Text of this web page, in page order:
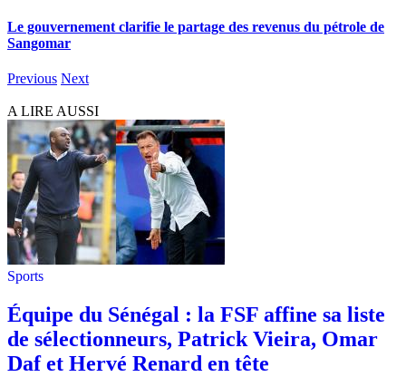
Le gouvernement clarifie le partage des revenus du pétrole de
Sangomar
Previous Next
A LIRE AUSSI
Sports
Équipe du Sénégal : la FSF affine sa liste
de sélectionneurs, Patrick Vieira, Omar
Daf et Hervé Renard en tête